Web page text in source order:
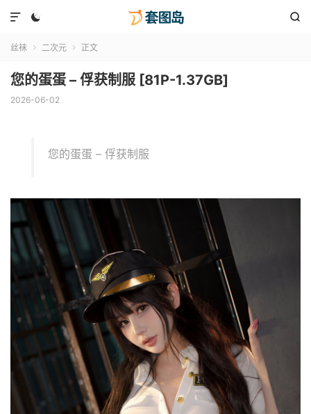
 

丝袜  二次元  正文
您的蛋蛋 – 俘获制服 [81P-1.37GB]
2026-06-02
您的蛋蛋 – 俘获制服